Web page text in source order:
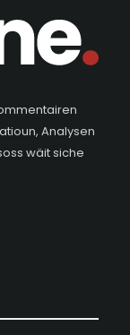
Analysen
wäit siche